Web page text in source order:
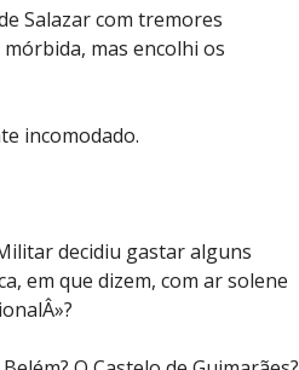
Salazar com tremores
mas encolhi os
incomodado.
decidiu gastar alguns
em que dizem, com ar solene